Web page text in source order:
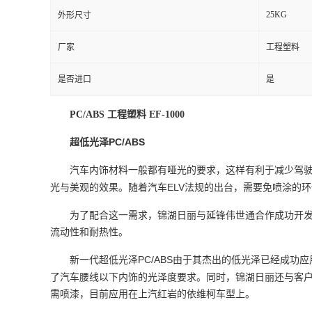
外形尺寸 25KG
厂家 工程塑料
是否进口 是
PC/ABS 工程塑料 EF-1000
超低光泽PC/ABS
汽车内饰材料一般都有哑光的要求，这样有利于减少驾
光与美观的效果。随着汽车ELV法规的出台，需要免喷涂的
为了配合这一需求，锦湖日丽与延锋伟世通合作成功开
流动性和耐热性。
新一代超低光泽PC/ABS由于其杰出的低光泽已经成功
了汽车腰线以下内饰的光泽度要求。同时，锦湖日丽还与客
需喷漆，目前应用在上汽红岩的依维柯车型上。